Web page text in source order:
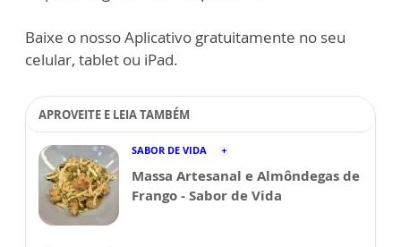
Baixe o nosso Aplicativo gratuitamente no seu
celular, tablet ou iPad.
APROVEITE E LEIA TAMBÉM
SABOR DE VIDA
Massa Artesanal e Almôndegas de
Frango - Sabor de Vida